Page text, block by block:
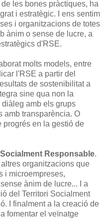
les bones pràctiques, ha
i estratègic. I ens sentim
i organitzacions de totes
ànim o sense de lucre, a
d'RSE.
molts models, entre
l'RSE a partir del
de sostenibilitat a
sine qua non la
amb els grups
amb transparència. O
progrés en la gestió de
Responsable.
organitzacions que
i microempreses,
ànim de lucre... I a
del Territori Socialment
I finalment a la creació de
fomentar el veïnatge